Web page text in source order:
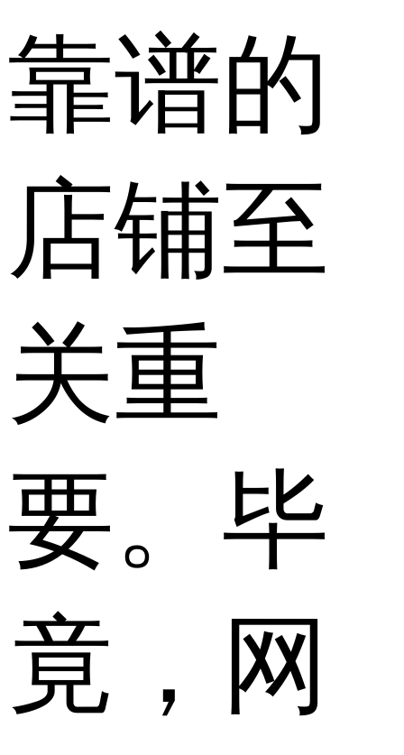
靠谱的
店铺至
关重
要。毕
竟，网